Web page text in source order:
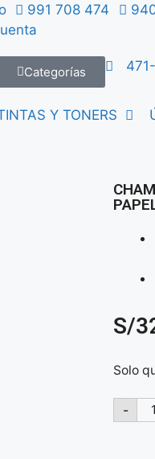
991 708 474
Categorías
Y TONERS
S/
Solo
-